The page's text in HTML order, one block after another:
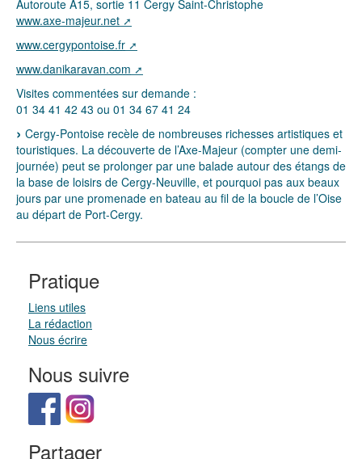
Autoroute A15, sortie 11 Cergy Saint-Christophe
www.axe-majeur.net
www.cergypontoise.fr
www.danikaravan.com
Visites commentées sur demande :
01 34 41 42 43 ou 01 34 67 41 24
Cergy-Pontoise recèle de nombreuses richesses artistiques et
touristiques. La découverte de l’Axe-Majeur (compter une demi-
journée) peut se prolonger par une balade autour des étangs de
la base de loisirs de Cergy-Neuville, et pourquoi pas aux beaux
jours par une promenade en bateau au fil de la boucle de l’Oise
au départ de Port-Cergy.
Pratique
Liens utiles
La rédaction
Nous écrire
Nous suivre
Partager